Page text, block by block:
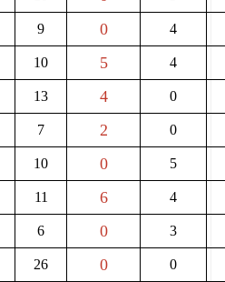
9 0 4
10 5 4
13 4 0
7 2 0
10 0 5
11 6 4
6 0 3
26 0 0